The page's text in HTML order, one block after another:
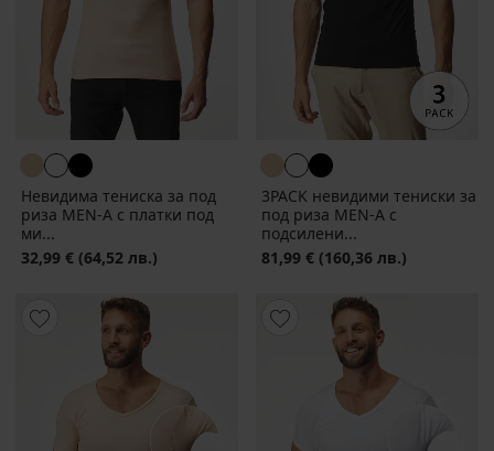
Невидима тениска за под
риза MEN-A с платки под
ми...
32,99 € (64,52 лв.)
3PACK невидими тениски за
под риза MEN-A с
подсилени...
81,99 € (160,36 лв.)